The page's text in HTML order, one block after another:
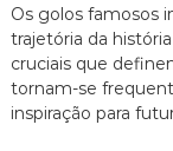
Os golos famosos
trajetória da
cruciais que
tornam-se
inspiração para